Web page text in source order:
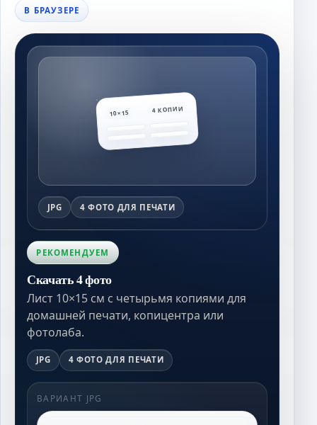
В БРАУЗЕРЕ
10×15 4 КОПИИ
JPG 4 ФОТО ДЛЯ ПЕЧАТИ
РЕКОМЕНДУЕМ
Скачать 4 фото
Лист 10×15 см с четырьмя копиями для
домашней печати, копицентра или
фотолаба.
JPG 4 ФОТО ДЛЯ ПЕЧАТИ
ВАРИАНТ JPG